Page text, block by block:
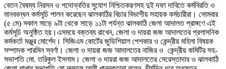
বেতন বৈষম্য নিরসন ও পদোন্নতির সুযোগ নিশ্চিতকরণসহ দুই দফা দাবিতে কর্মবিরতি ও
মানববন্ধন কর্মসূচি পালন করেছেন ঝালকাঠির বিচার বিভাগীয় সহায়ক কর্মচারীরা। সোমবার
(৫ মে) সকাল সাড়ে ৯টা থেকে সাড়ে ১১টা পর্যন্ত ঝালকাঠি জেলা আদালত প্রাঙ্গণে এই
কর্মসূচি অনুষ্ঠিত হয়।এসময়ে বক্তব্য রাখেন, জেলা ও দায়রা জজ আদালতের প্রশাসনিক
কর্মকর্তা মঞ্জুর মোর্শেদ। সিজিএম কোর্টের জুডিশিয়াল পেশকার ও কেন্দ্রীয় মহিলা বিষয়ক
সম্পাদক শারমিন স্বর্ণা। জেলা ও দায়রা জজ আদালতের নাজির ও কেন্দ্রীয় কমিটির সহ-
সভাপতি মো. তরিকুল ইসলাম। জেলা ও দায়রা জজ আদালতের সেরেস্তাদার ও ঝালকাঠি